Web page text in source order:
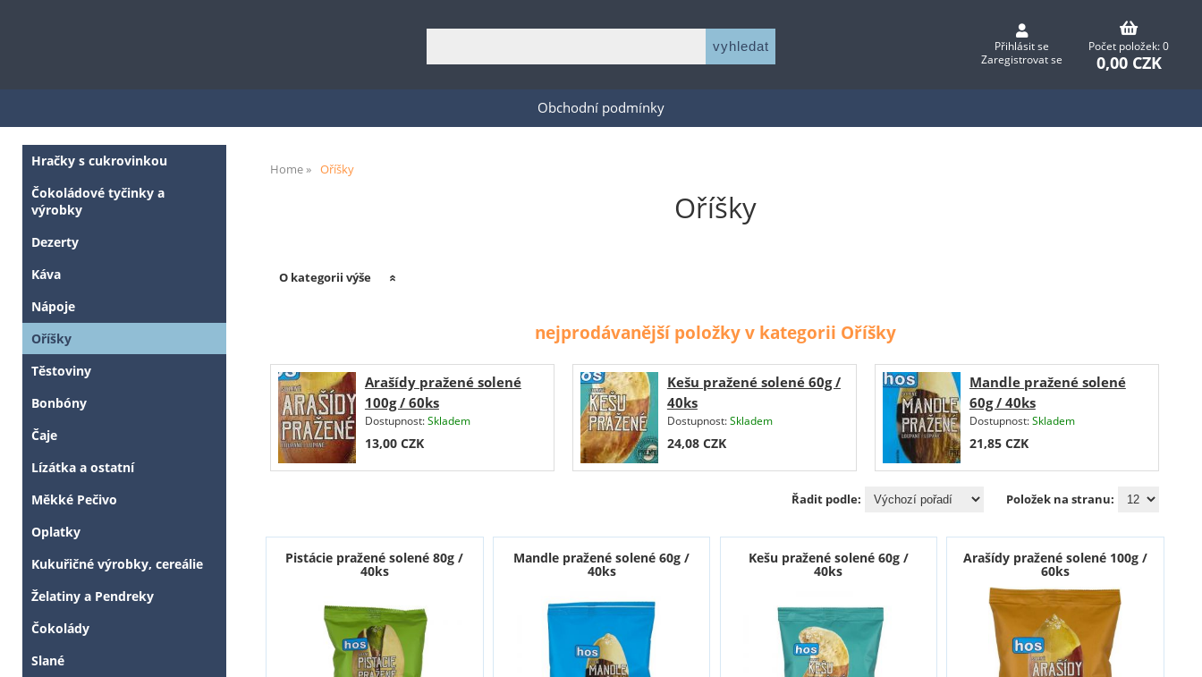
Přihlásit se
Zaregistrovat se
Počet položek: 0
0,00 CZK
Obchodní podmínky
Home Oříšky
Oříšky
O kategorii výše
nejprodávanější položky v kategorii Oříšky
Arašídy pražené solené
100g / 60ks
Dostupnost:Skladem
13,00 CZK
Kešu pražené solené 60g /
40ks
Dostupnost:Skladem
24,08 CZK
Mandle pražené solené
60g / 40ks
Dostupnost:Skladem
21,85 CZK
Řadit podle: Položek na stranu:
Pistácie pražené solené 80g /
40ks
Mandle pražené solené 60g /
40ks
Kešu pražené solené 60g /
40ks
Arašídy pražené solené 100g /
60ks
Hračky s cukrovinkou
Čokoládové tyčinky a
výrobky
Dezerty
Káva
Nápoje
Oříšky
Těstoviny
Bonbóny
Čaje
Lízátka a ostatní
Měkké Pečivo
Oplatky
Kukuřičné výrobky, cereálie
Želatiny a Pendreky
Čokolády
Slané